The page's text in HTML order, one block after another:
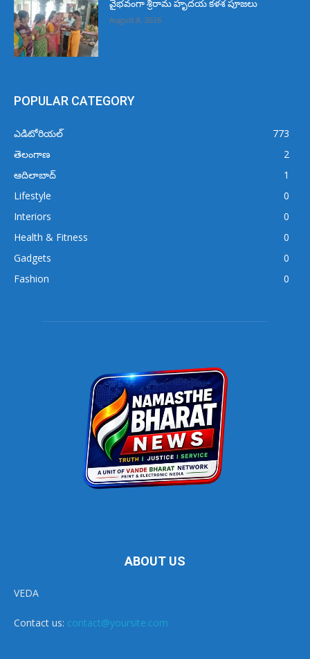
వైభవంగా శ్రీరామ హృదయ కళశ పూజలు
August 8, 2026
POPULAR CATEGORY
ఎడిటోరియల్
773
తెలంగాణ
2
ఆదిలాబాద్
1
Lifestyle
0
Interiors
0
Health & Fitness
0
Gadgets
0
Fashion
0
ABOUT US
VEDA
Contact us: contact@yoursite.com